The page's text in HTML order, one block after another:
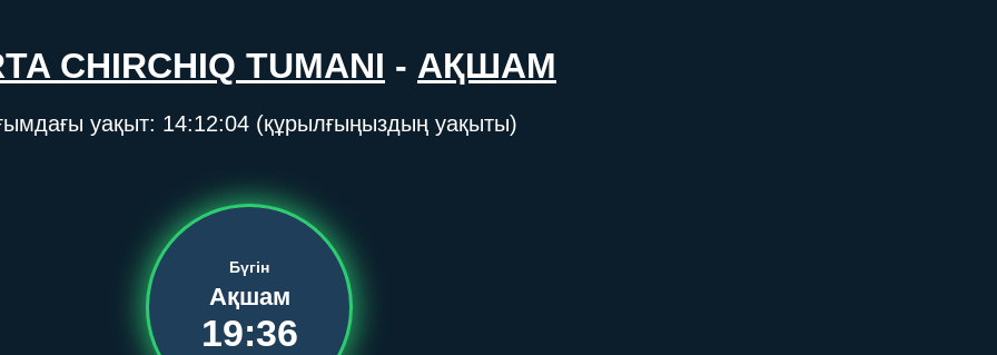
CHIRCHIQ TUMANI - АҚШАМ
уақыт: 14:12:04 (құрылғыңыздың уақыты)
Бүгін
Ақшам
19:36